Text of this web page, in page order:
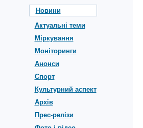
Новини
Актуальні теми
Міркування
Моніторинги
Анонси
Спорт
Культурний аспект
Архів
Прес-релізи